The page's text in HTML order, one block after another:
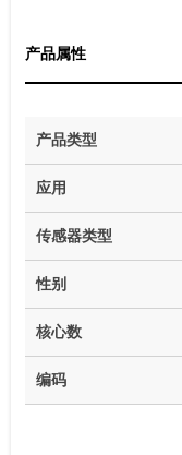
产品属性
产品类型
应用
传感器类型
性别
核心数
编码